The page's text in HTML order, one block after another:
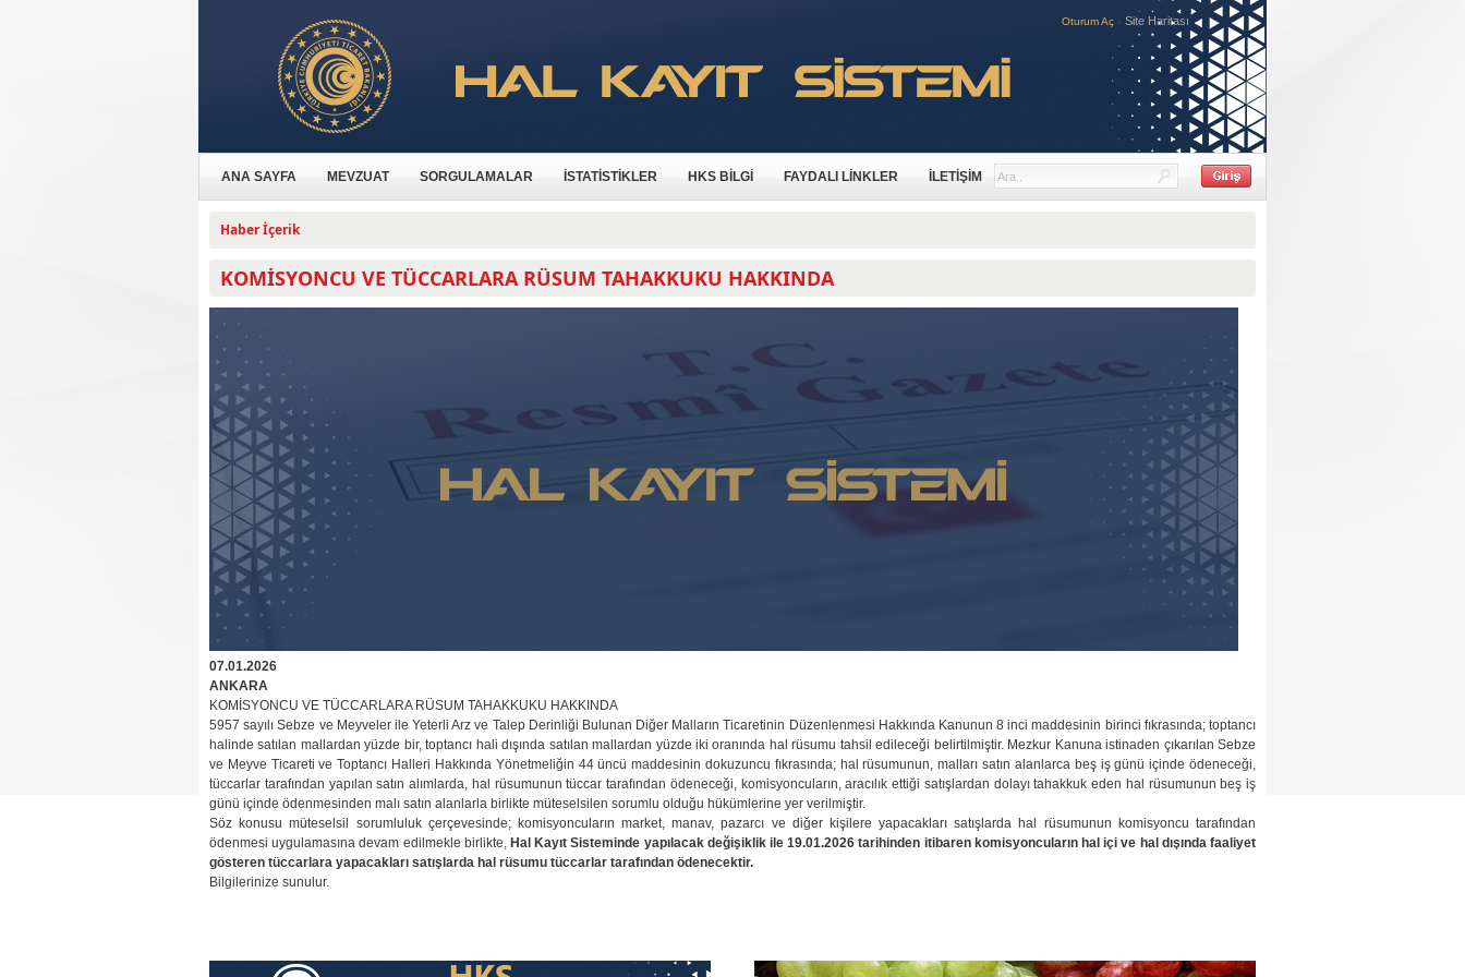
Oturum Aç Site Haritası
ANA SAYFA MEVZUAT SORGULAMALAR İSTATİSTİKLER HKS BİLGİ FAYDALI LİNKLER İLETİŞİM
Haber İçerik
KOMİSYONCU VE TÜCCARLARA RÜSUM TAHAKKUKU HAKKINDA
07.01.2026
ANKARA
​KOMİSYONCU VE TÜCCARLARA RÜSUM TAHAKKUKU HAKKINDA
5957 sayılı Sebze ve Meyveler ile Yeterli Arz ve Talep Derinliği Bulunan Diğer Malların Ticaretinin Düzenlenmesi Hakkında Kanunun 8 inci maddesinin birinci fıkrasında; toptancı
halinde satılan mallardan yüzde bir, toptancı hali dışında satılan mallardan yüzde iki oranında hal rüsumu tahsil edileceği belirtilmiştir. Mezkur Kanuna istinaden çıkarılan Sebze
ve Meyve Ticareti ve Toptancı Halleri Hakkında Yönetmeliğin 44 üncü maddesinin dokuzuncu fıkrasında; hal rüsumunun, malları satın alanlarca beş iş günü içinde ödeneceği,
tüccarlar tarafından yapılan satın alımlarda, hal rüsumunun tüccar tarafından ödeneceği, komisyoncuların, aracılık ettiği satışlardan dolayı tahakkuk eden hal rüsumunun beş iş
günü içinde ödenmesinden malı satın alanlarla birlikte müteselsilen sorumlu olduğu hükümlerine yer verilmiştir.
Söz konusu müteselsil sorumluluk çerçevesinde; komisyoncuların market, manav, pazarcı ve diğer kişilere yapacakları satışlarda hal rüsumunun komisyoncu tarafından
ödenmesi uygulamasına devam edilmekle birlikte, Hal Kayıt Sisteminde yapılacak değişiklik ile 19.01.2026 tarihinden itibaren komisyoncuların hal içi ve hal dışında faaliyet
gösteren tüccarlara yapacakları satışlarda hal rüsumu tüccarlar tarafından ödenecektir.
Bilgilerinize sunulur.